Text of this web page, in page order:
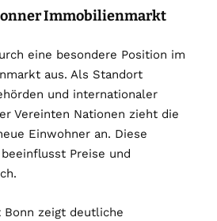
Immobilienmarkt
eine besondere Position im
aus. Als Standort
und internationaler
Vereinten Nationen zieht die
Einwohner an. Diese
Preise und
zeigt deutliche